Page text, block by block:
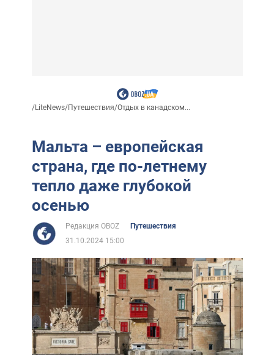
/LiteNews/Путешествия/Отдых в канадском...
Мальта – европейская
страна, где по-летнему
тепло даже глубокой
осенью
Редакция OBOZ
Путешествия
31.10.2024 15:00